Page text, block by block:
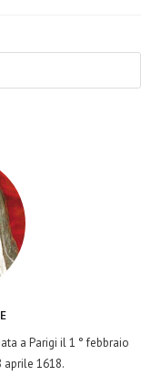
a Parigi il 1 ° febbraio
aprile 1618.